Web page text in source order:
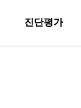
진단평가